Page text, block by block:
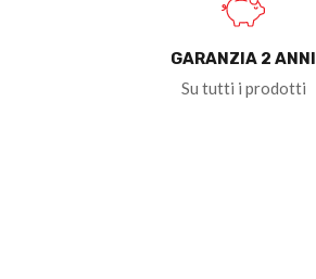
GARANZIA 2 ANNI
Su tutti i prodotti